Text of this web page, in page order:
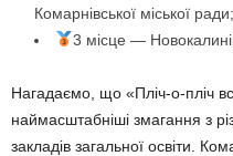
Комарнівської міської ради;
3 місце —
Нагадаємо, що «Пліч-о-пліч
наймасштабніші змагання з
закладів загальної освіти.